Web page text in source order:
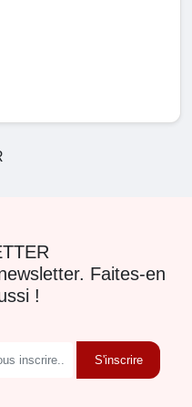
Faites-en
!
S'inscrire